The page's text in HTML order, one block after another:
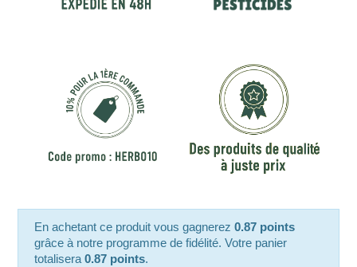
En achetant ce produit vous gagnerez0.87 points
grâce à notre programme de fidélité. Votre panier
totalisera0.87 points.